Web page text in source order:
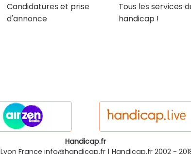
Candidatures et prise
d'annonce
Tous les services
handicap !
Handicap.fr
Lyon France info@handicap.fr | Handicap.fr 2002 -